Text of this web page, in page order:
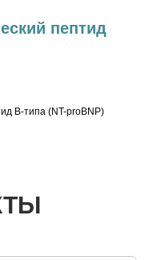
пептид
В-типа (NT-proBNP)